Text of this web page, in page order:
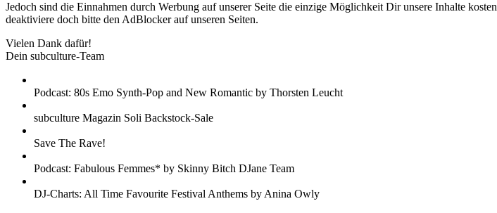
Jedoch sind die Einnahmen durch Werbung auf unserer Seite die einzige Möglichkeit Dir unsere Inhalte
deaktiviere doch bitte den AdBlocker auf unseren Seiten.
Vielen Dank dafür!
Dein subculture-Team
Podcast: 80s Emo Synth-Pop and New Romantic by Thorsten Leucht
subculture Magazin Soli Backstock-Sale
Save The Rave!
Podcast: Fabulous Femmes* by Skinny Bitch DJane Team
DJ-Charts: All Time Favourite Festival Anthems by Anina Owly